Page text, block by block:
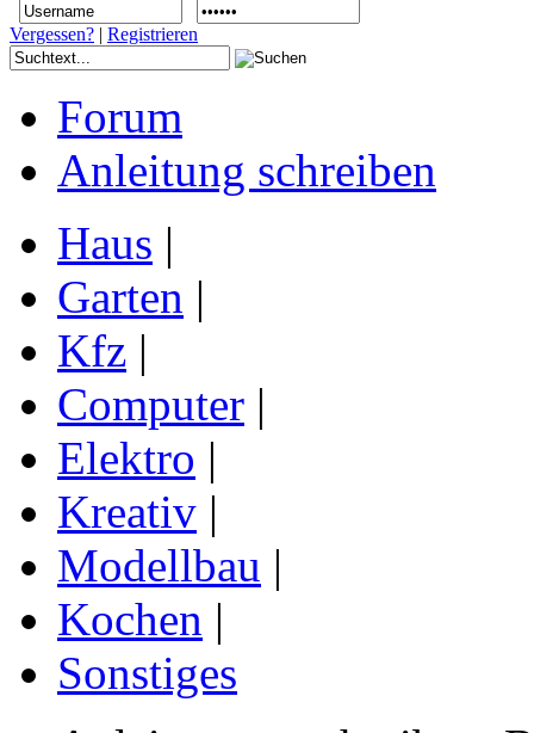
Vergessen? Registrieren
Forum
Anleitung schreiben
Haus |
Garten |
Kfz |
Computer |
Elektro |
Kreativ |
Modellbau |
Kochen |
Sonstiges